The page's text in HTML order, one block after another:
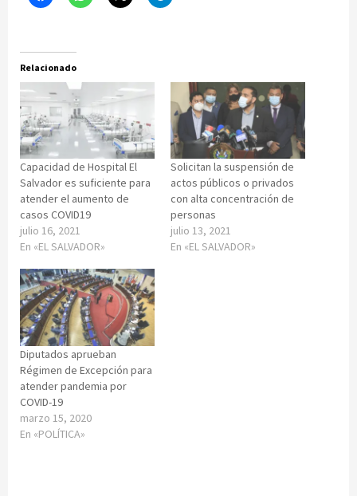
Relacionado
Capacidad de Hospital El
Salvador es suficiente para
atender el aumento de
casos COVID19
julio 16, 2021
En «EL SALVADOR»
Solicitan la suspensión de
actos públicos o privados
con alta concentración de
personas
julio 13, 2021
En «EL SALVADOR»
Diputados aprueban
Régimen de Excepción para
atender pandemia por
COVID-19
marzo 15, 2020
En «POLÍTICA»